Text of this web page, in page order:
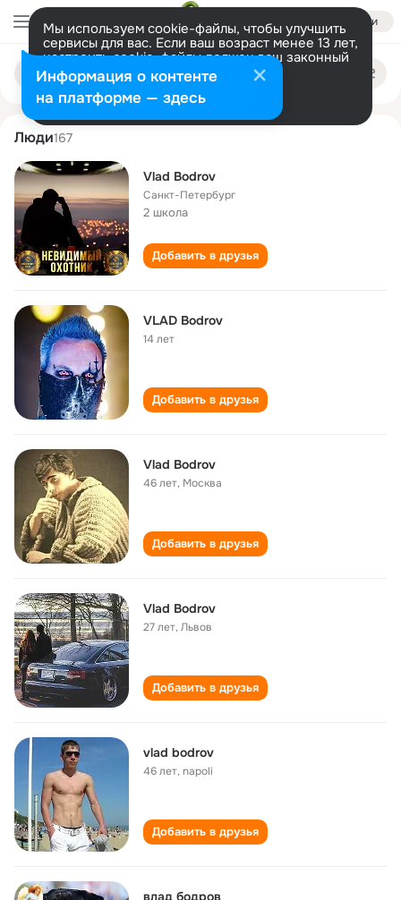
Войти
Мы используем cookie-файлы, чтобы улучшить
сервисы для вас. Если ваш возраст менее 13 лет,
настроить cookie-файлы должен ваш законный
представитель. Больше информации
Разрешить все Настроить
Поиск
людям
vlad bodrov
Люди167
Vlad Bodrov
Санкт-Петербург
2 школа
Добавить в друзья
VLAD Bodrov
14 лет
Добавить в друзья
Vlad Bodrov
46 лет, Москва
Добавить в друзья
Vlad Bodrov
27 лет,Львов
Добавить в друзья
vlad bodrov
46 лет,napoli
Добавить в друзья
влад бодров
Информация о контенте
на платформе — здесь